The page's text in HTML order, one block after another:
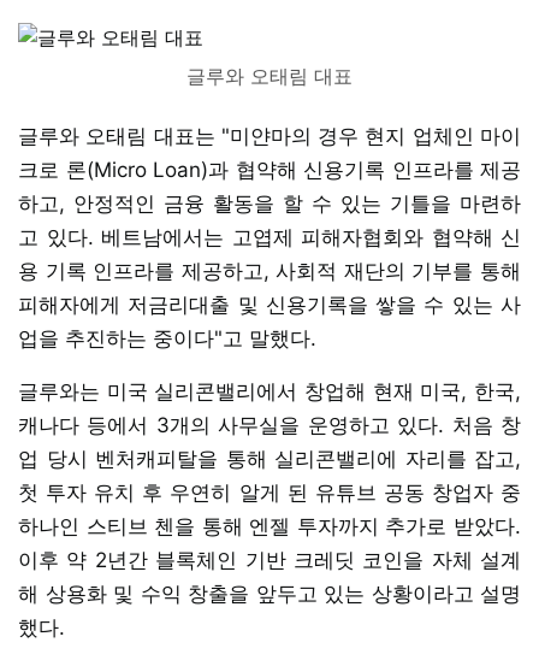
글루와 오태림 대표
글루와 오태림 대표는 "미얀마의 경우 현지 업체인 마이
크로 론(Micro Loan)과 협약해 신용기록 인프라를 제공
하고, 안정적인 금융 활동을 할 수 있는 기틀을 마련하
고 있다. 베트남에서는 고엽제 피해자협회와 협약해 신
용 기록 인프라를 제공하고, 사회적 재단의 기부를 통해
피해자에게 저금리대출 및 신용기록을 쌓을 수 있는 사
업을 추진하는 중이다"고 말했다.
글루와는 미국 실리콘밸리에서 창업해 현재 미국, 한국,
캐나다 등에서 3개의 사무실을 운영하고 있다. 처음 창
업 당시 벤처캐피탈을 통해 실리콘밸리에 자리를 잡고,
첫 투자 유치 후 우연히 알게 된 유튜브 공동 창업자 중
하나인 스티브 첸을 통해 엔젤 투자까지 추가로 받았다.
이후 약 2년간 블록체인 기반 크레딧 코인을 자체 설계
해 상용화 및 수익 창출을 앞두고 있는 상황이라고 설명
했다.